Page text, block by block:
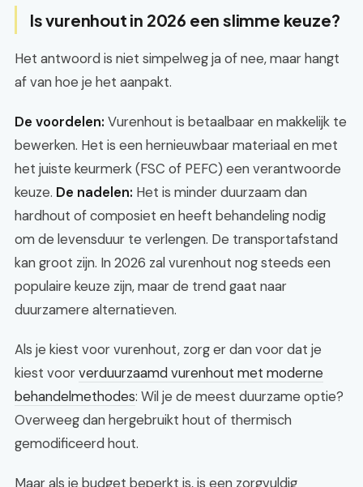
Is vurenhout in 2026 een slimme keuze?
Het antwoord is niet simpelweg ja of nee, maar hangt
af van hoe je het aanpakt.
De voordelen: Vurenhout is betaalbaar en makkelijk te
bewerken. Het is een hernieuwbaar materiaal en met
het juiste keurmerk (FSC of PEFC) een verantwoorde
keuze. De nadelen: Het is minder duurzaam dan
hardhout of composiet en heeft behandeling nodig
om de levensduur te verlengen. De transportafstand
kan groot zijn. In 2026 zal vurenhout nog steeds een
populaire keuze zijn, maar de trend gaat naar
duurzamere alternatieven.
Als je kiest voor vurenhout, zorg er dan voor dat je
kiest voorverduurzaamd vurenhout met moderne
behandelmethodes: Wil je de meest duurzame optie?
Overweeg dan hergebruikt hout of thermisch
gemodificeerd hout.
Maar als je budget beperkt is, is een zorgvuldig